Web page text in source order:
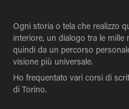
Ogni storia o tela che realizzo
interiore, un dialogo tra le mille
quindi da un percorso
visione più universale.
Ho frequentato vari corsi di
di Torino.